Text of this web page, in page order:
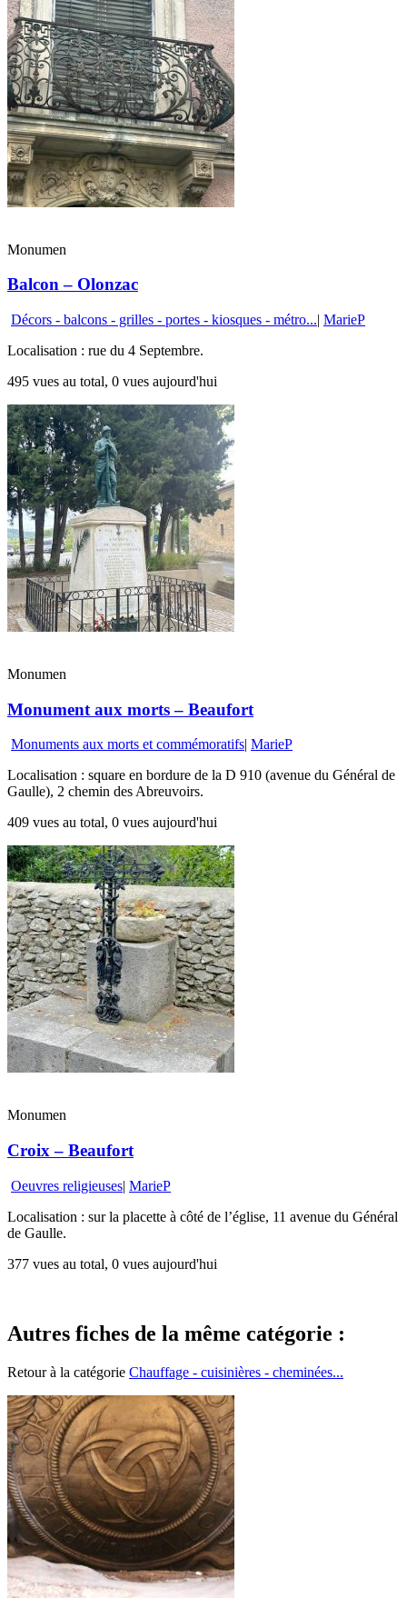
Monumen
Balcon – Olonzac
Décors - balcons - grilles - portes - kiosques - métro...| MarieP
Localisation : rue du 4 Septembre.
495 vues au total, 0 vues aujourd'hui
Monumen
Monument aux morts – Beaufort
Monuments aux morts et commémoratifs| MarieP
Localisation : square en bordure de la D 910 (avenue du Général de
Gaulle), 2 chemin des Abreuvoirs.
409 vues au total, 0 vues aujourd'hui
Monumen
Croix – Beaufort
Oeuvres religieuses| MarieP
Localisation : sur la placette à côté de l’église, 11 avenue du Général
de Gaulle.
377 vues au total, 0 vues aujourd'hui
Autres fiches de la même catégorie :
Retour à la catégorie Chauffage - cuisinières - cheminées...